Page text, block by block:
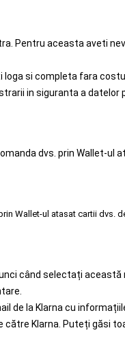
Pentru aceasta aveti
si completa fara
in siguranta a
dvs. prin Wallet-ul
Wallet-ul atasat cartii dvs.
când selectați
de la Klarna cu
Klarna. Puteți găsi